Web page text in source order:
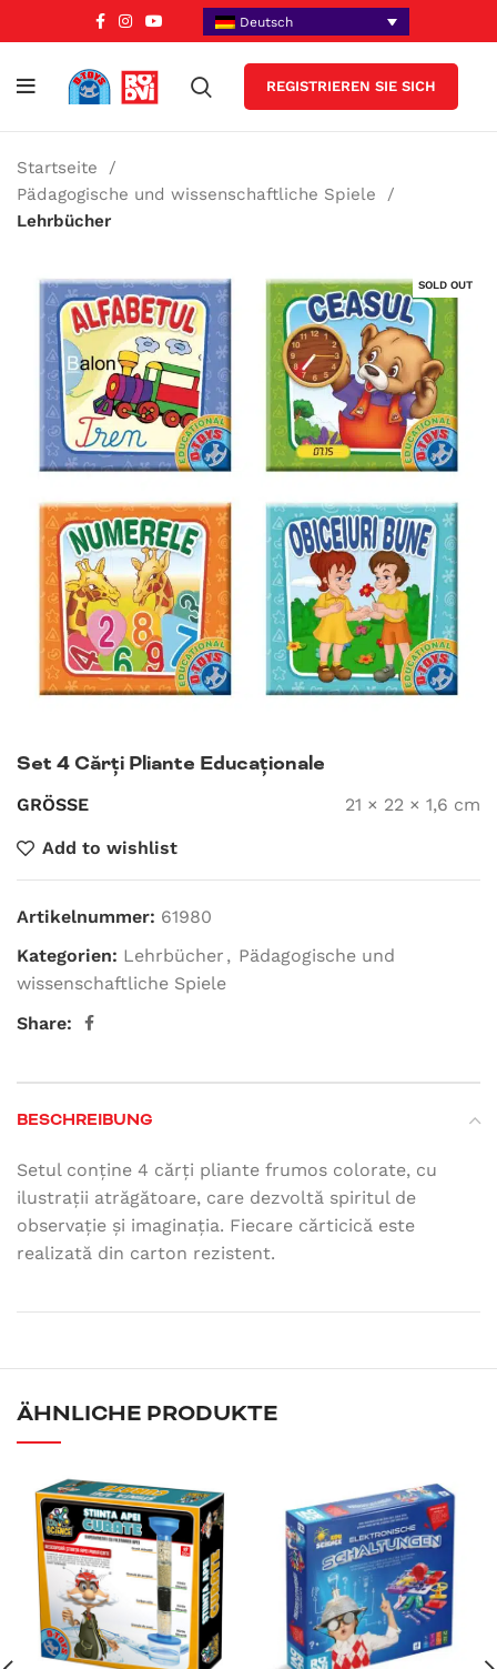
Deutsch
REGISTRIEREN SIE SICH
Startseite
Pädagogische und wissenschaftliche Spiele
Lehrbücher
SOLD OUT
Set 4 Cărți Pliante Educaționale
GRÖSSE 21 × 22 × 1,6 cm
Add to wishlist
Artikelnummer: 61980
Kategorien: Lehrbücher , Pädagogische und
wissenschaftliche Spiele
Share:
BESCHREIBUNG
Setul conține 4 cărți pliante frumos colorate, cu
ilustrații atrăgătoare, care dezvoltă spiritul de
observație și imaginația. Fiecare cărticică este
realizată din carton rezistent.
ÄHNLICHE PRODUKTE